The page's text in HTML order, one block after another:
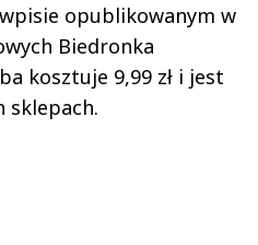
opublikowanym w
Biedronka
kosztuje 9,99 zł i jest
sklepach.